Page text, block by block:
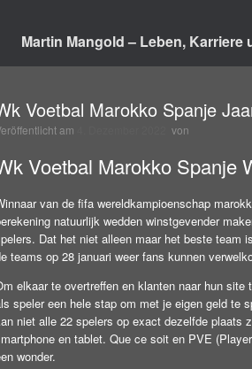
Martin Mangold – Leben, Karriere
Voetbal Marokko Spanje
Veröffentlicht am von
Voetbal Marokko Spanje
van de fifa wereldkampioenschap
natuurlijk wedden winstgevender
Dat het niet alleen maar het beste team
teams op 28 januari weer fans kunnen
elkaar te overtreffen en klanten naar hun
speler een hele stap om met je eigen geld te
niet alle 22 spelers op exact dezelfde plaats
en tablet. Que ce soit en PVE
wonder.